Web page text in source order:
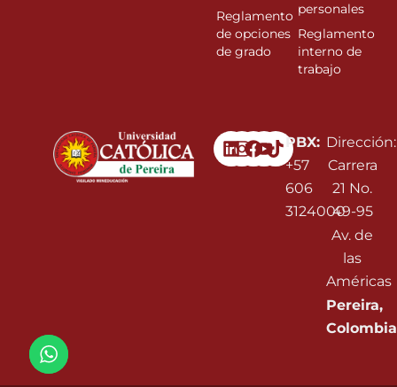
Linkedin
Instagram
Facebook
Youtube
PBX:
+57
606
3124000
Dirección:
Carrera
21 No.
49-95
Av. de
las
Américas
Pereira,
Colombia
Reglamento
de opciones
de grado
personales
Reglamento
interno de
trabajo